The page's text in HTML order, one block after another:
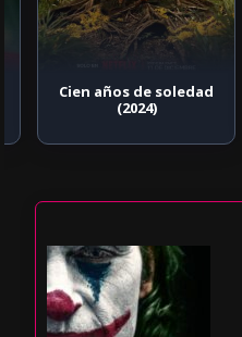
Cien años de soledad
(2024)